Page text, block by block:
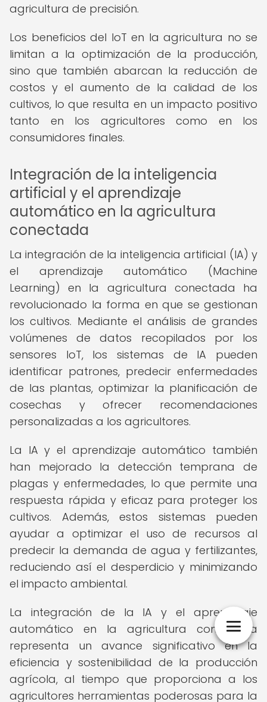
agricultura de precisión.
Los beneficios del IoT en la agricultura no se
limitan a la optimización de la producción,
sino que también abarcan la reducción de
costos y el aumento de la calidad de los
cultivos, lo que resulta en un impacto positivo
tanto en los agricultores como en los
consumidores finales.
Integración de la inteligencia
artificial y el aprendizaje
automático en la agricultura
conectada
La integración de la inteligencia artificial (IA) y
el aprendizaje automático (Machine
Learning) en la agricultura conectada ha
revolucionado la forma en que se gestionan
los cultivos. Mediante el análisis de grandes
volúmenes de datos recopilados por los
sensores IoT, los sistemas de IA pueden
identificar patrones, predecir enfermedades
de las plantas, optimizar la planificación de
cosechas y ofrecer recomendaciones
personalizadas a los agricultores.
La IA y el aprendizaje automático también
han mejorado la detección temprana de
plagas y enfermedades, lo que permite una
respuesta rápida y eficaz para proteger los
cultivos. Además, estos sistemas pueden
ayudar a optimizar el uso de recursos al
predecir la demanda de agua y fertilizantes,
reduciendo así el desperdicio y minimizando
el impacto ambiental.
La integración de la IA y el aprendizaje
automático en la agricultura conectada
representa un avance significativo en la
eficiencia y sostenibilidad de la producción
agrícola, al tiempo que proporciona a los
agricultores herramientas poderosas para la